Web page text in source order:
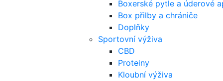
Boxerské pytle a úderové
Box přilby a chrániče
Doplňky
Sportovní výživa
CBD
Proteiny
Kloubní výživa